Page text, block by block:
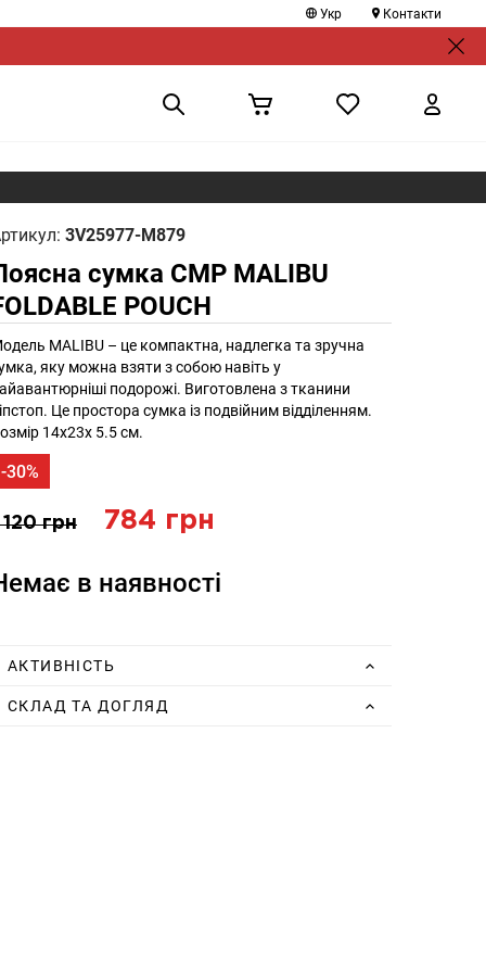
Укр Контакти
3V25977-M879
сумка CMP MALIBU
POUCH
MALIBU – це компактна, надлегка та зручна
яку можна взяти з собою навіть у
подорожі. Виготовлена з тканини
Це простора сумка із подвійним відділенням.
14x23x 5.5 см.
-30%
120 грн 784 грн
в наявності
АКТИВНІСТЬ
СКЛАД ТА ДОГЛЯД